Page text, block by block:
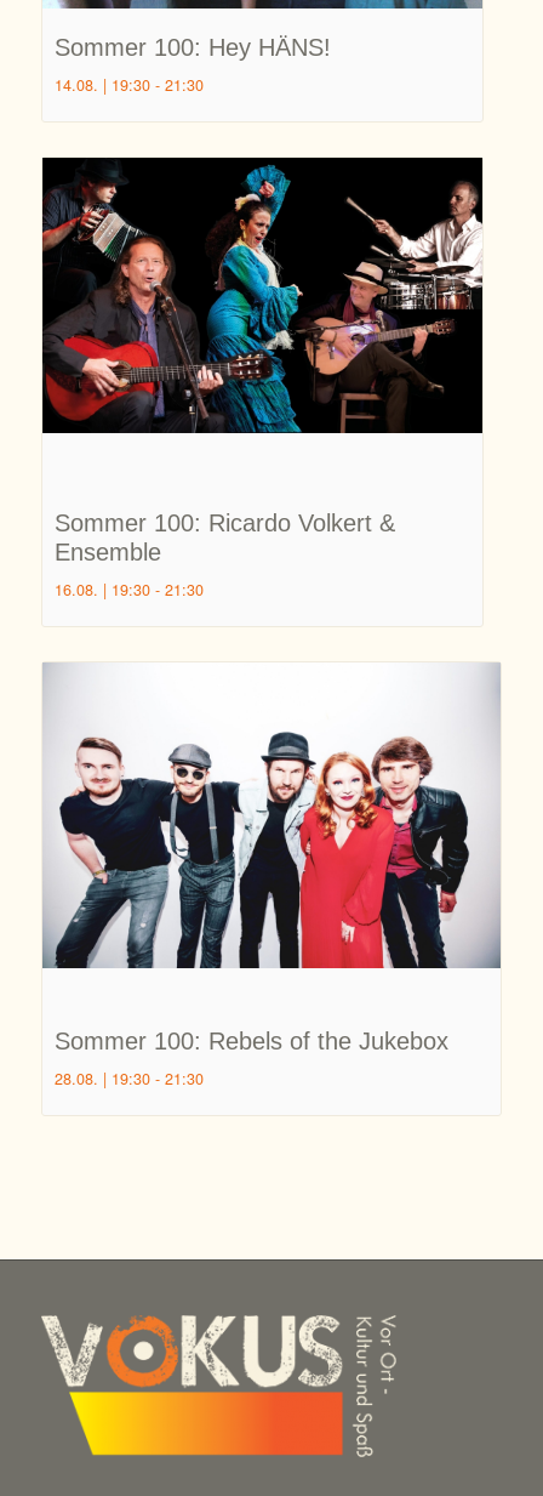
Sommer 100: Hey HÄNS!
14.08. | 19:30 - 21:30
Sommer 100: Ricardo Volkert &
Ensemble
16.08. | 19:30 - 21:30
Sommer 100: Rebels of the Jukebox
28.08. | 19:30 - 21:30